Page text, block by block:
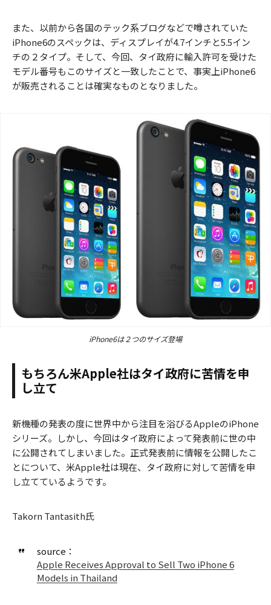
また、以前から各国のテック系ブログなどで噂されていた
iPhone6のスペックは、ディスプレイが4.7インチと5.5イン
チの２タイプ。そして、今回、タイ政府に輸入許可を受けた
モデル番号もこのサイズと一致したことで、事実上iPhone6
が販売されることは確実なものとなりました。
iPhone6は２つのサイズ登場
もちろん米Apple社はタイ政府に苦情を申
し立て
新機種の発表の度に世界中から注目を浴びるAppleのiPhone
シリーズ。しかし、今回はタイ政府によって発表前に世の中
に公開されてしまいました。正式発表前に情報を公開したこ
とについて、米Apple社は現在、タイ政府に対して苦情を申
し立てているようです。
Takorn Tantasith氏
source：
Apple Receives Approval to Sell Two iPhone 6
Models in Thailand